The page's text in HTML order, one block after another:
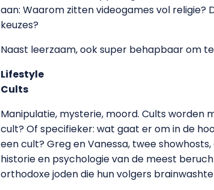
aan: Waarom zitten videogames vol religie?
keuzes?
Naast leerzaam, ook super behapbaar om
Lifestyle
Cults
Manipulatie, mysterie, moord. Cults worden
cult? Of specifieker: wat gaat er om in de
een cult? Greg en Vanessa, twee
historie en psychologie van de meest
orthodoxe joden die hun volgers